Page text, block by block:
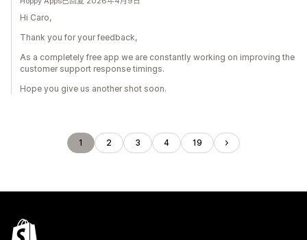
Hi Caro,
Thank you for your feedback,
As a completely free app we are constantly working on improving the
customer support response timings.
Hope you give us another shot soon.
1 2 3 4 19